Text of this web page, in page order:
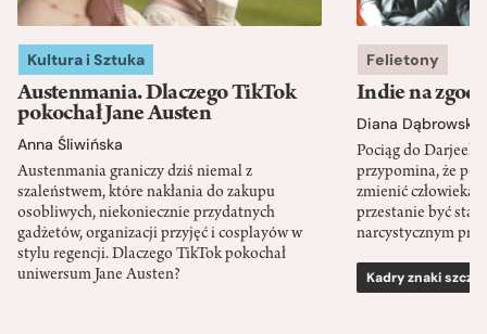
Kultura i Sztuka
Austenmania. Dlaczego TikTok
pokochał Jane Austen
Anna Śliwińska
Austenmania graniczy dziś niemal z
szaleństwem, które nakłania do zakupu
osobliwych, niekoniecznie przydatnych
gadżetów, organizacji przyjęć i cosplayów w
stylu regencji. Dlaczego TikTok pokochał
uniwersum Jane Austen?
Felietony
Indie na
Diana Dąbrowska
Pociąg do
przypomina, że
zmienić człowieka
przestanie być
narcystycznym
Kadry znaki